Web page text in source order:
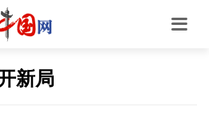
新局